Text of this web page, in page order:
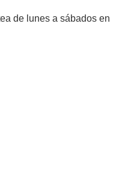
de lunes a sábados en